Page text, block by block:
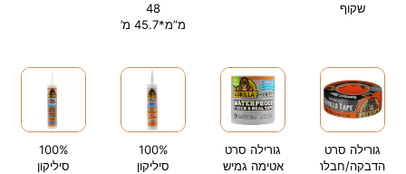
שקוף
48
מ”מ*45.7 מ’
גורילה סרט
הדבקה/חבלה
גורילה סרט
אטימה גמיש
100%
סיליקון
100%
סיליקון